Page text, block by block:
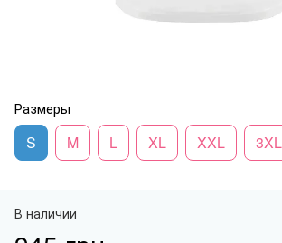
Размеры
S M L XL XXL 3XL
В наличии